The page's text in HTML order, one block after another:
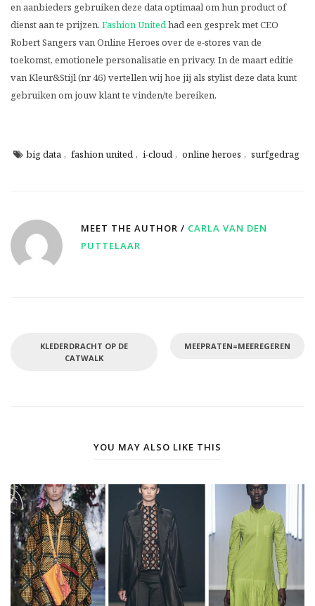
en aanbieders gebruiken deze data optimaal om hun product of
dienst aan te prijzen. Fashion Unitedhad een gesprek met CEO
Robert Sangers van Online Heroes over de e-stores van de
toekomst, emotionele personalisatie en privacy. In de maart editie
van Kleur&Stijl (nr 46) vertellen wij hoe jij als stylist deze data kunt
gebruiken om jouw klant te vinden/te bereiken.
big data , fashion united , i-cloud , online heroes , surfgedrag
MEET THE AUTHOR / CARLA VAN DEN
PUTTELAAR
KLEDERDRACHT OP DE
CATWALK
MEEPRATEN=MEEREGEREN
YOU MAY ALSO LIKE THIS